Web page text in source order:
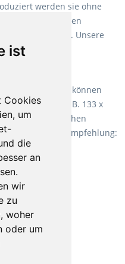
ist
Cookies
um
die
an
wir
zu
woher
oder um
werden sie ohne
allen verfügbaren
attraktiv. Unsere
XXL.
lange vor. Sie können
kaufen, z.B. 133 x
der weichen
Unsere Empfehlung: